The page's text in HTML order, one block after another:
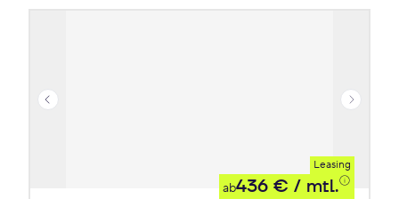
Leasing
ab436 € / mtl.